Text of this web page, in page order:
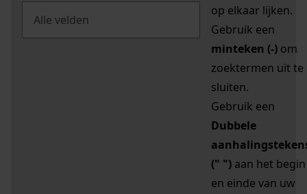
op elkaar lijken.
Gebruik een
minteken (-) om
zoektermen uit te
sluiten.
Gebruik een
Dubbele
(" ") aan het begin
en einde van uw